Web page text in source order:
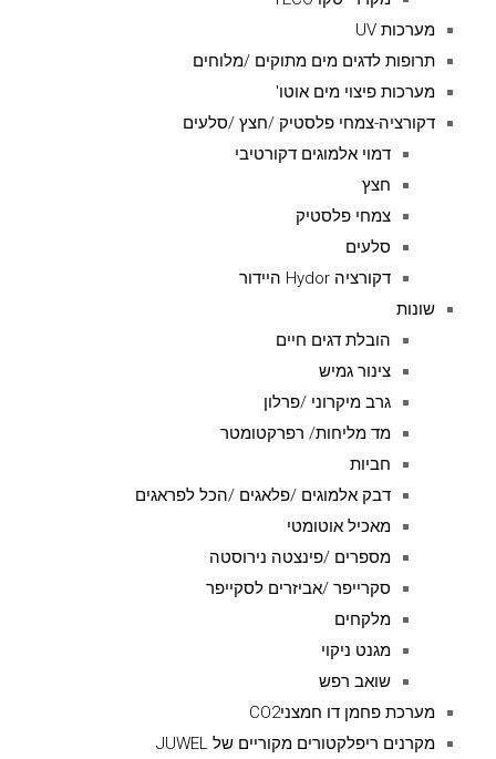
מערכות UV
תרופות לדגים מים מתוקים /מלוחים
מערכות פיצוי מים אוטו'
דקורציה-צמחי פלסטיק /חצץ /סלעים
דמוי אלמוגים דקורטיבי
חצץ
צמחי פלסטיק
סלעים
דקורציה Hydor היידור
שונות
הובלת דגים חיים
צינור גמיש
גרב מיקרוני /פרלון
מד מליחות/ רפרקטומטר
חביות
דבק אלמוגים /פלאגים /הכל לפראגים
מאכיל אוטומטי
מספרים /פינצטה נירוסטה
סקרייפר /אביזרים לסקייפר
מלקחים
מגנט ניקוי
שואב רפש
מערכת פחמן דו חמצניCO2
מקרנים ריפלקטורים מקוריים של JUWEL